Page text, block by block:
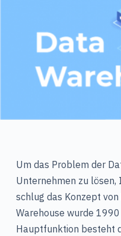
Um das Problem der
Unternehmen zu lösen,
schlug das Konzept von
Warehouse wurde
Hauptfunktion besteht